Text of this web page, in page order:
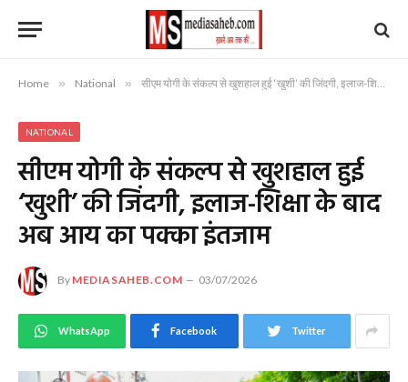
Home » National » सीएम योगी के संकल्प से खुशहाल हुई ‘खुशी’ की जिंदगी, इलाज-शिक्षा के बाद अब आय का पक्का इंतजाम
NATIONAL
सीएम योगी के संकल्प से खुशहाल हुई
‘खुशी’ की जिंदगी, इलाज-शिक्षा के बाद
अब आय का पक्का इंतजाम
By MEDIASAHEB.COM 03/07/2026
WhatsApp Facebook Twitter